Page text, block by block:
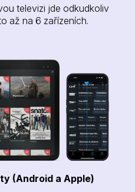
televizi jde odkudkoliv
až na 6 zařízeních.
(Android a Apple)